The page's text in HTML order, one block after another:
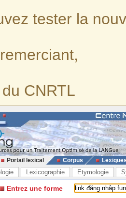
tester la
CNRTL
Portail lexical Corpus
Lexicographie Etymologie
Entrez une forme